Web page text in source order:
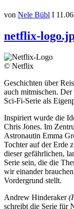
von Nele Bübl I
netflix-
© Netflix
Geschichten über
auch mitmischen.
Sci-Fi-Serie als
Inspiriert wurde die
Chris Jones. Im
Astronautin Emma
Tochter auf der Erde
dieser gefährlichen,
Serie sein, die die
wir einander
Vordergrund stellt.
Andrew Hinderaker
schreibt die Serie für